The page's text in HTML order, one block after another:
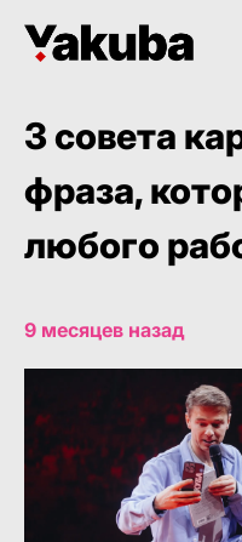
3 совета
фраза,
любого
9 месяцев назад